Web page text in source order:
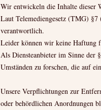
Wir entwickeln die Inhalte dieser
Laut Telemediengesetz (TMG)
verantwortlich.
Leider können wir keine Haftung
Als Diensteanbieter im Sinne der
Umständen zu forschen, die auf
Unsere Verpflichtungen zur
oder behördlichen Anordnungen